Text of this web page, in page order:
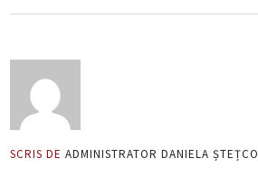
SCRIS DE ADMINISTRATOR DANIELA ȘTEȚCO